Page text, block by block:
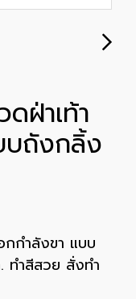
ฝ่าเท้า
บถังกลิ้ง
กกำลังขา แบบ
ำสีสวย สั่งทำ